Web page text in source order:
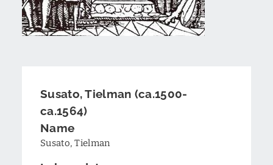
Susato, Tielman (ca.1500-
ca.1564)
Name
Susato, Tielman